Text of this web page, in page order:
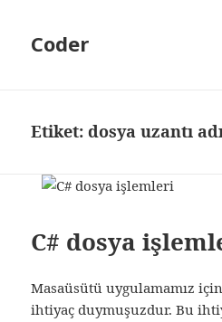
Coder
Etiket:dosya uzantı
C# dosya
Masaüsütü uygulamamız
ihtiyaç duymuşuzdur. Bu